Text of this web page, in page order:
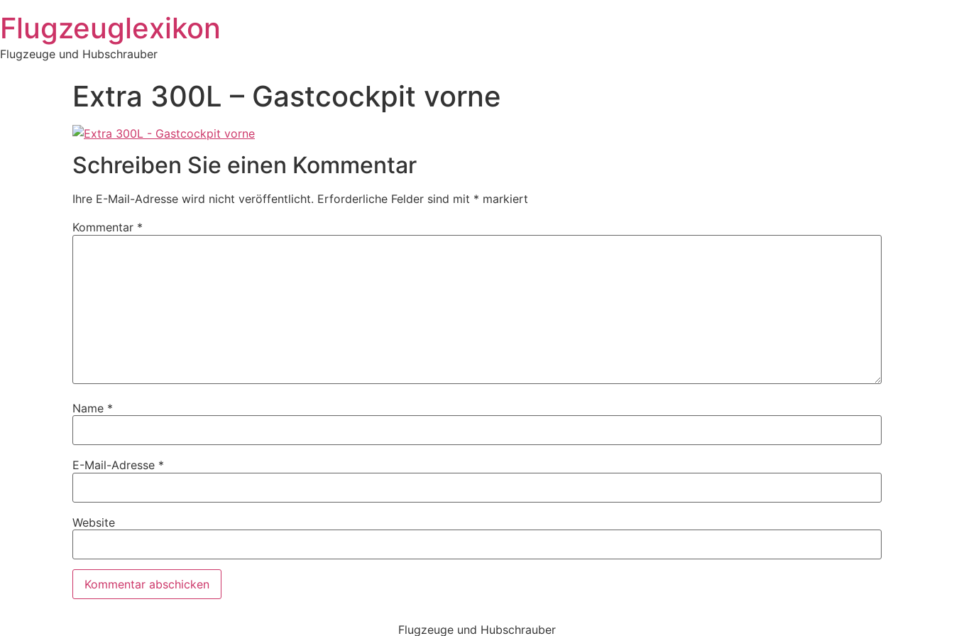
Inhalt
springen
Flugzeuglexikon
Flugzeuge und Hubschrauber
Extra 300L – Gastcockpit vorne
Schreiben Sie einen Kommentar
Ihre E-Mail-Adresse wird nicht veröffentlicht. Erforderliche Felder sind mit * markiert
Kommentar *
Name *
E-Mail-Adresse *
Website
Flugzeuge und Hubschrauber